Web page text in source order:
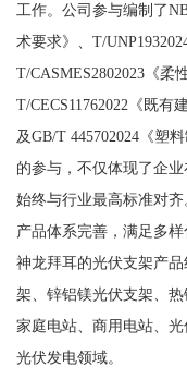
工作。公司参与编制了
术要求》、T/
T/CASMES2802023《柔
T/CECS11762022《既有
及GB/T 445702024《塑
的参与，不仅体现了企
始终与行业最高标准对齐
产品体系完善，满足多
神龙拜耳的光伏支架产
架、锌铝镁光伏支架、
家庭电站、商用电站、
光伏发电领域。